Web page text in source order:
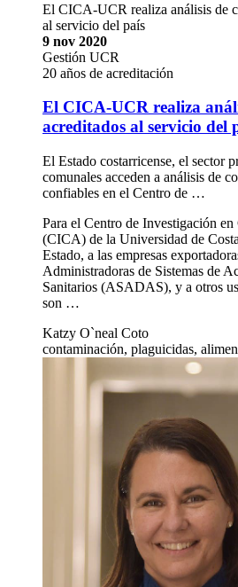
El CICA-UCR realiza análisis de
al servicio del país
9 nov 2020
Gestión UCR
20 años de acreditación
El CICA-UCR realiza
acreditados al servicio del
El Estado costarricense, el sector
comunales acceden a análisis de
confiables en el Centro de …
Para el Centro de Investigación
(CICA) de la Universidad de
Estado, a las empresas
Administradoras de Sistemas de
Sanitarios (ASADAS), y a otros
son …
Katzy O`neal Coto
contaminación, plaguicidas,